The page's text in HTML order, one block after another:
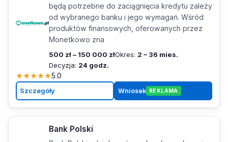
będą potrzebne do zaciągnięcia kredytu zależy
od wybranego banku i jego wymagań. Wśród
produktów finansowych, oferowanych przez
Monetkowo zna
500 zł – 150 000 złOkres: 2 – 36 mies.
Decyzja: 24 godz.
★★★★★5.0
Szczegóły Wniosek REKLAMA
Bank Polski